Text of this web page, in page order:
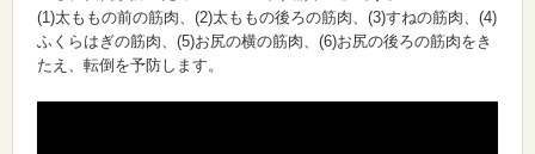
(1)太ももの前の筋肉、(2)太ももの後ろの筋肉、(3)すねの筋肉、(4)
ふくらはぎの筋肉、(5)お尻の横の筋肉、(6)お尻の後ろの筋肉をき
たえ、転倒を予防します。